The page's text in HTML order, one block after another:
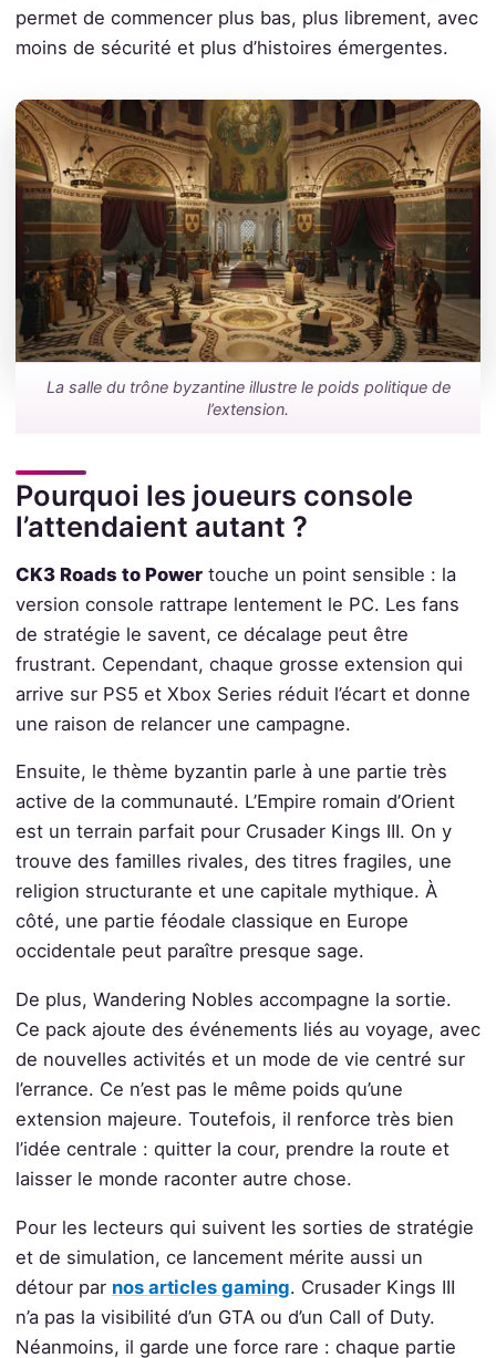
permet de commencer plus bas, plus librement, avec
moins de sécurité et plus d’histoires émergentes.
La salle du trône byzantine illustre le poids politique de
l’extension.
Pourquoi les joueurs console
l’attendaient autant ?
CK3 Roads to Powertouche un point sensible : la
version console rattrape lentement le PC. Les fans
de stratégie le savent, ce décalage peut être
frustrant. Cependant, chaque grosse extension qui
arrive sur PS5 et Xbox Series réduit l’écart et donne
une raison de relancer une campagne.
Ensuite, le thème byzantin parle à une partie très
active de la communauté. L’Empire romain d’Orient
est un terrain parfait pour Crusader Kings III. On y
trouve des familles rivales, des titres fragiles, une
religion structurante et une capitale mythique. À
côté, une partie féodale classique en Europe
occidentale peut paraître presque sage.
De plus, Wandering Nobles accompagne la sortie.
Ce pack ajoute des événements liés au voyage, avec
de nouvelles activités et un mode de vie centré sur
l’errance. Ce n’est pas le même poids qu’une
extension majeure. Toutefois, il renforce très bien
l’idée centrale : quitter la cour, prendre la route et
laisser le monde raconter autre chose.
Pour les lecteurs qui suivent les sorties de stratégie
et de simulation, ce lancement mérite aussi un
détour par nos articles gaming. Crusader Kings III
n’a pas la visibilité d’un GTA ou d’un Call of Duty.
Néanmoins, il garde une force rare : chaque partie